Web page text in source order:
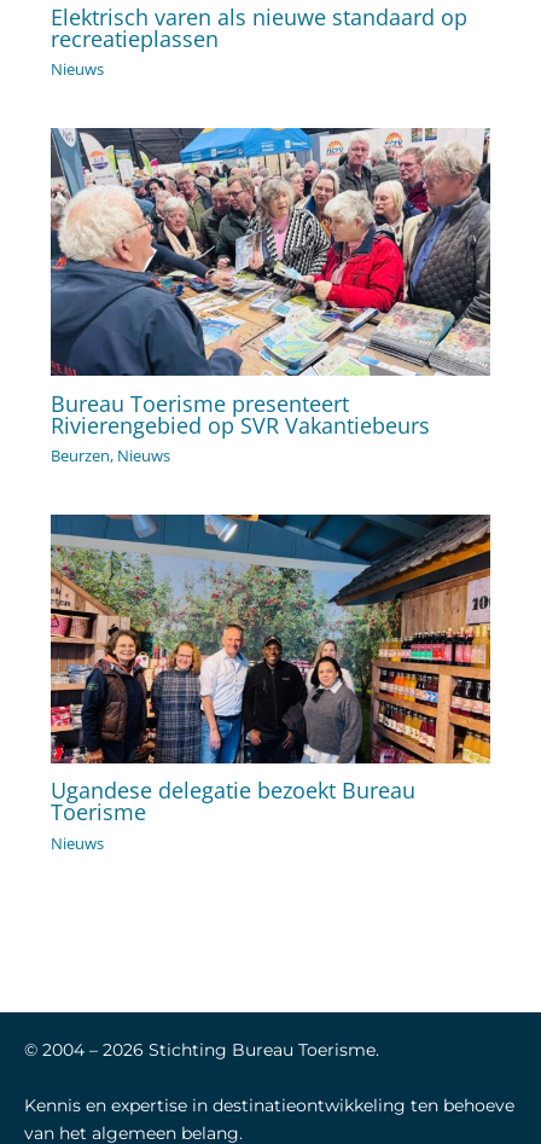
Elektrisch varen als nieuwe standaard op
recreatieplassen
Nieuws
Bureau Toerisme presenteert
Rivierengebied op SVR Vakantiebeurs
Beurzen, Nieuws
Ugandese delegatie bezoekt Bureau
Toerisme
Nieuws
© 2004 – 2026 Stichting Bureau Toerisme.
Kennis en expertise in destinatieontwikkeling ten behoeve
van het algemeen belang.